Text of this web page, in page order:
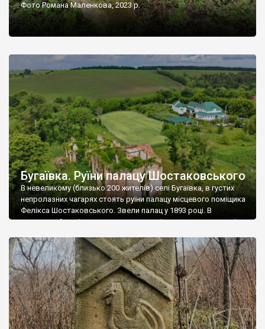
Фото Романа Маленкова, 2023 р.
Бугаївка. Руїни палацу Шостаковського
В невеликому (близько 200 жителів) селі Бугаївка, в густих
непролазних чагарях стоять руїни палацу місцевого поміщика
Фелікса Шостаковського. Звели палац у 1893 році. В
радянський період у ньому спочатку містилася школа, потім
століття тут розмістили туберкульозну лікарню. Коли із
палацу виїхала лікарня – ми точно не […]